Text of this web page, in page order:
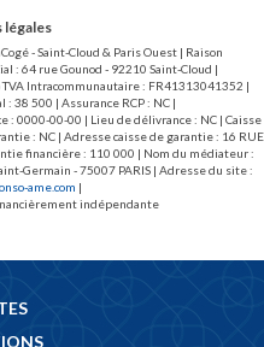
légales
- Saint-Cloud & Paris Ouest | Raison
: 64 rue Gounod - 92210 Saint-Cloud |
Intracommunautaire : FR41313041352 |
38 500 | Assurance RCP : NC |
0000-00-00 | Lieu de délivrance : NC | Caisse
: NC | Adresse caisse de garantie : 16 RUE
financière : 110 000 | Nom du médiateur :
Germain - 75007 PARIS | Adresse du site :
ame.com |
indépendante